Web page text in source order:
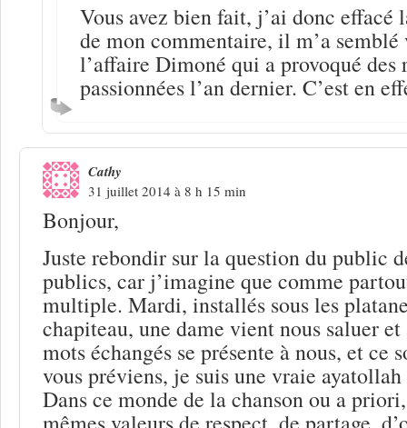
Vous avez bien fait, j’ai donc effacé
de mon commentaire, il m’a
l’affaire Dimoné qui a provoqué des
passionnées l’an dernier. C’est en
Cathy
31 juillet 2014 à 8 h 15 min
Bonjour,
Juste rebondir sur la question du public
publics, car j’imagine que comme
multiple. Mardi, installés sous les
chapiteau, une dame vient nous saluer et
mots échangés se présente à nous, et ce
vous préviens, je suis une vraie
Dans ce monde de la chanson ou a